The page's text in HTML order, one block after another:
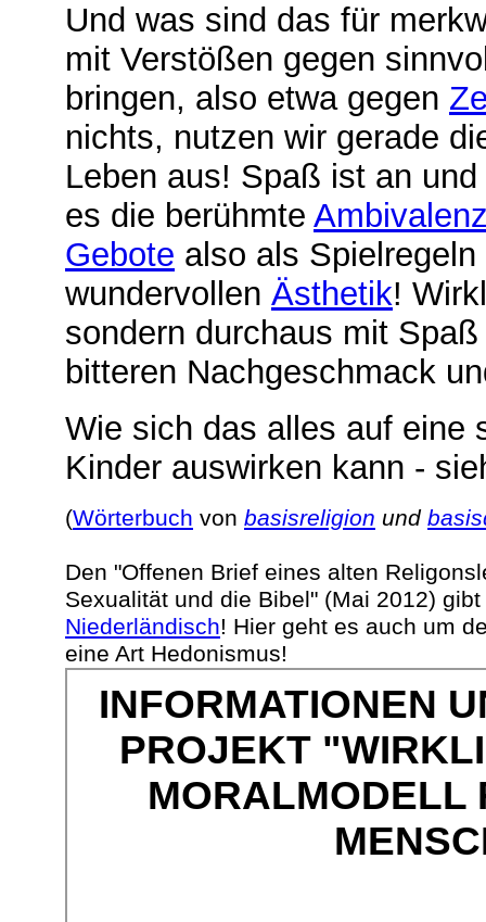
Und was sind das für
mit Verstößen gegen
bringen, also etwa gegen
nichts, nutzen wir gerade
Leben aus! Spaß ist an
es die berühmte
Gebote also als
wundervollen Ästhetik!
sondern durchaus mit
bitteren Nachgeschmack
Wie sich das alles auf eine
Kinder auswirken kann -
(Wörterbuch von basisreligion und
Den "Offenen Brief eines alten
Sexualität und die Bibel" (Mai 2012)
Niederländisch! Hier geht es auch um
eine Art Hedonismus!